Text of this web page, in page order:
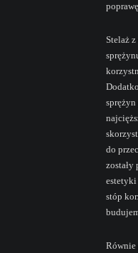
Stelaż
do
zostały
estetyki
stóp
Równie